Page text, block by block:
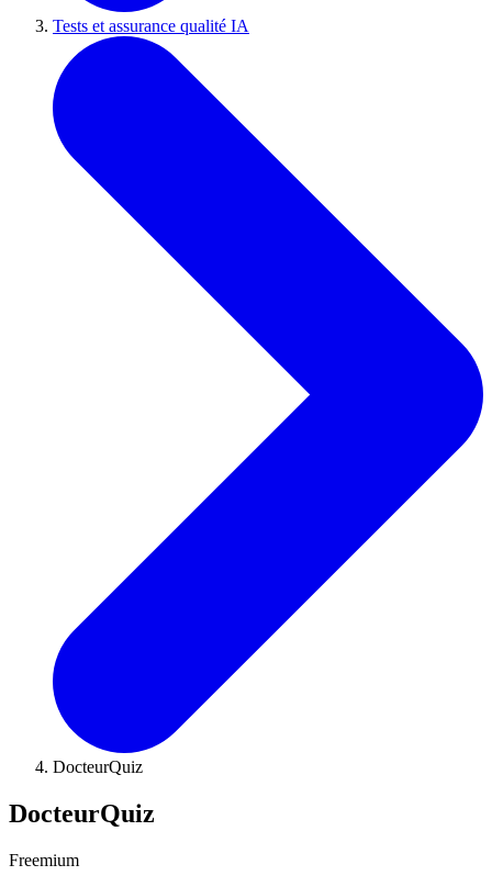
Tests et assurance qualité IA
DocteurQuiz
DocteurQuiz
Freemium